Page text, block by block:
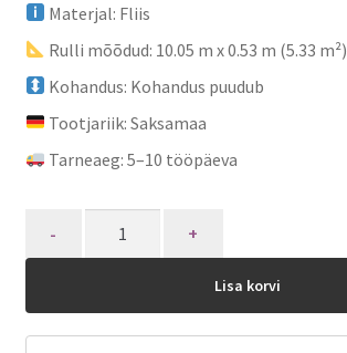
Materjal: Fliis
Rulli mõõdud: 10.05 m x 0.53 m (5.33 m²)
Kohandus: Kohandus puudub
Tootjariik: Saksamaa
Tarneaeg: 5–10 tööpäeva
Lisa korvi